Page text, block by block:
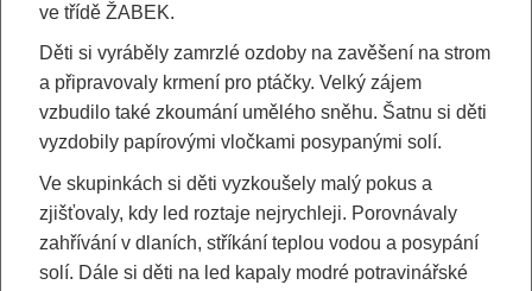
ve třídě ŽABEK.
Děti si vyráběly zamrzlé ozdoby na zavěšení na strom
a připravovaly krmení pro ptáčky. Velký zájem
vzbudilo také zkoumání umělého sněhu. Šatnu si děti
vyzdobily papírovými vločkami posypanými solí.
Ve skupinkách si děti vyzkoušely malý pokus a
zjišťovaly, kdy led roztaje nejrychleji. Porovnávaly
zahřívání v dlaních, stříkání teplou vodou a posypání
solí. Dále si děti na led kapaly modré potravinářské